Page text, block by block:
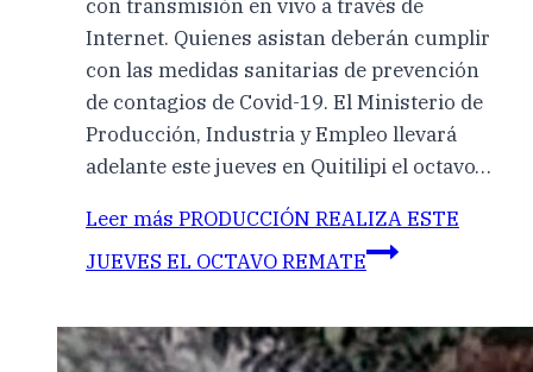
con transmisión en vivo a través de
Internet. Quienes asistan deberán cumplir
con las medidas sanitarias de prevención
de contagios de Covid-19. El Ministerio de
Producción, Industria y Empleo llevará
adelante este jueves en Quitilipi el octavo…
Leer más PRODUCCIÓN REALIZA ESTE
JUEVES EL OCTAVO REMATE